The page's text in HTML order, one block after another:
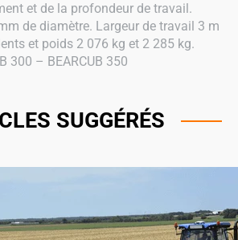
et de la profondeur de travail.
de diamètre. Largeur de travail 3 m
et poids 2 076 kg et 2 285 kg.
300 – BEARCUB 350
SUGGÉRÉS